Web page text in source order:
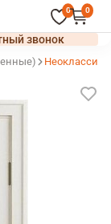
0 0
звонок
Неоклассик